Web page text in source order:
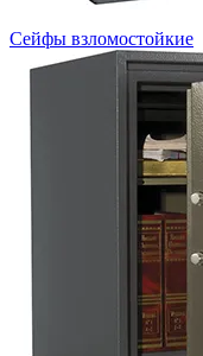
Сейфы взломостойкие